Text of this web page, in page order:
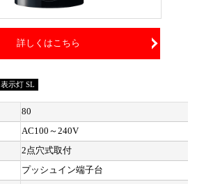
詳しくはこちら
表示灯 SL
80
AC100～240V
2点穴式取付
プッシュイン端子台